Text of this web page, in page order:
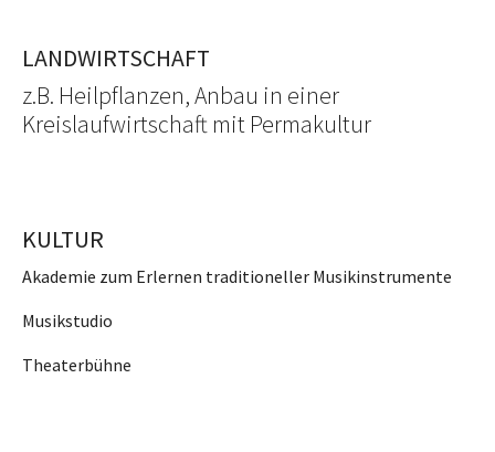
LANDWIRTSCHAFT
z.B. Heilpflanzen, Anbau in einer
Kreislaufwirtschaft mit Permakultur
KULTUR
Akademie zum Erlernen traditioneller Musikinstrumente
Musikstudio
Theaterbühne